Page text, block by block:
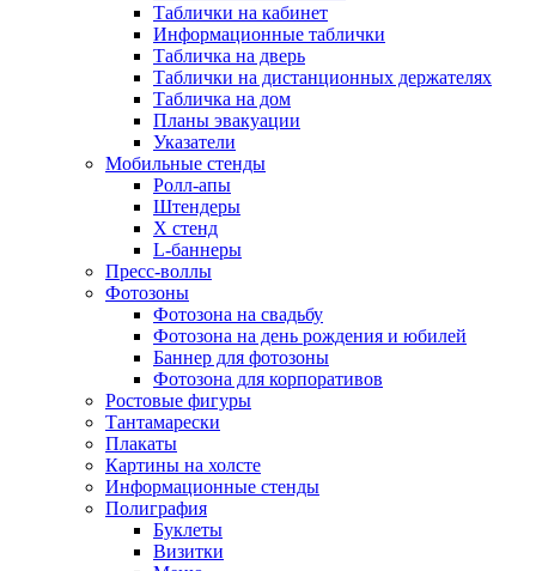
Таблички на кабинет
Информационные таблички
Табличка на дверь
Таблички на дистанционных держателях
Табличка на дом
Планы эвакуации
Указатели
Мобильные стенды
Ролл-апы
Штендеры
Х стенд
L-баннеры
Пресс-воллы
Фотозоны
Фотозона на свадьбу
Фотозона на день рождения и юбилей
Баннер для фотозоны
Фотозона для корпоративов
Ростовые фигуры
Тантамарески
Плакаты
Картины на холсте
Информационные стенды
Полиграфия
Буклеты
Визитки